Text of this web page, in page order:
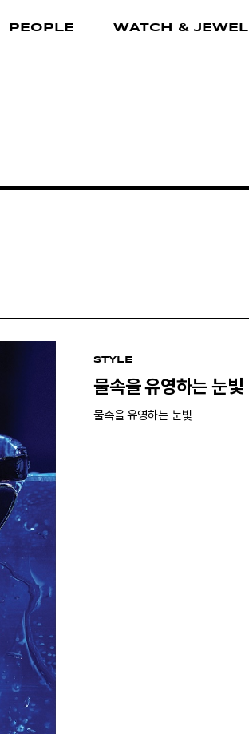
PEOPLE WATCH &
STYLE
물속을 유영하는 눈빛
물속을 유영하는 눈빛